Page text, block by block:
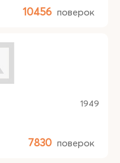
10456 поверок
1949
7830 поверок